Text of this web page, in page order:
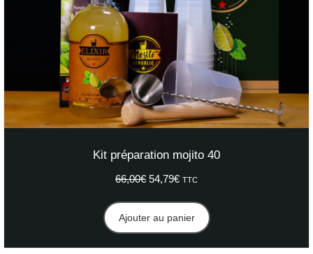
Kit préparation mojito 40
66,00€ Le
était :
54,79€Le
actuel
est :
TTC
Ajouter au panier